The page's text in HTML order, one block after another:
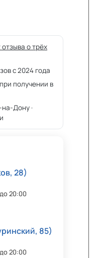
отзыва о трёх
с 2024 года
получении в
Дону ·
28)
20:00
85)
20:00